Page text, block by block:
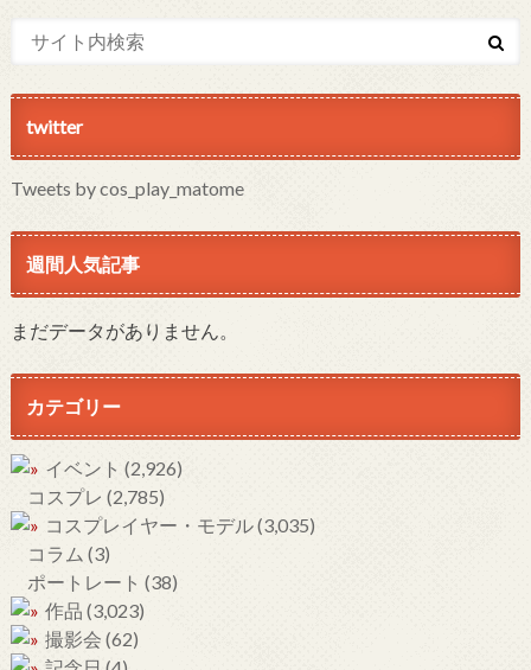
twitter
Tweets by cos_play_matome
週間人気記事
まだデータがありません。
カテゴリー
イベント (2,926)
コスプレ (2,785)
コスプレイヤー・モデル(3,035)
コラム (3)
ポートレート (38)
作品 (3,023)
撮影会 (62)